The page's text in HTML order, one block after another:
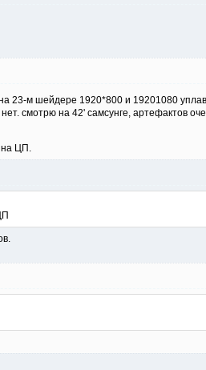
23-м шейдере 1920*800 и 19201080
смотрю на 42' самсунге, артефактов
на ЦП.